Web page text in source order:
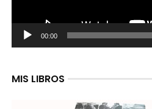
00:00
MIS LIBROS